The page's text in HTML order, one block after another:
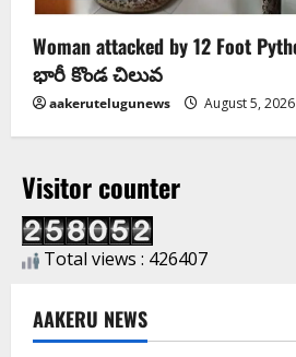
Woman attacked by 12 Foot
భారీ కొండ చిలువ
aakerutelugunews August 5, 2026
Visitor counter
Total views : 426407
AAKERU NEWS